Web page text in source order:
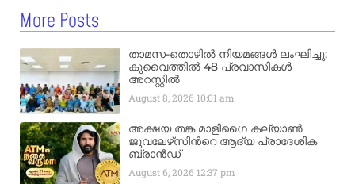
More Posts
താമസ-തൊഴിൽ നിയമങ്ങൾ ലംഘിച്ചു;
കുവൈത്തിൽ 48 പ്രവാസികൾ
അറസ്റ്റിൽ
August 8, 2026 10:01 am
അക്ഷയ തങ്ക മാളിഗൈ കല്യാണ്‍
ജുവലേഴ്‌സിന്‍റെ ആദ്യ പ്രാദേശിക
ബ്രാന്‍ഡ്
August 6, 2026 12:37 pm